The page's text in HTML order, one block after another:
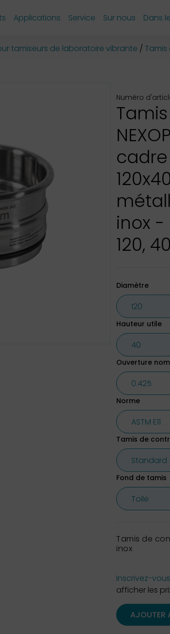
Applications Service Sur nous Dans
tamiseurs de laboratoire vibrante
Numéro
inox -
120, 40
Diamètre
Hauteur utile
Ouverture
Norme
Tamis de
Fond de tamis
Tamis de
inox
Inscrivez-
afficher les
AJOUTER